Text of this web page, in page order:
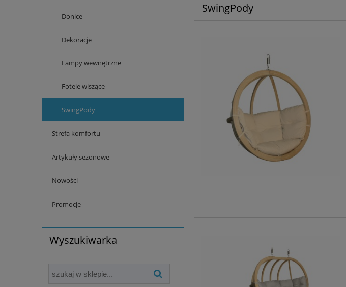
Donice
Dekoracje
Lampy wewnętrzne
Fotele wiszące
SwingPody
Strefa komfortu
Artykuły sezonowe
Nowości
Promocje
Wyszukiwarka
SwingPody